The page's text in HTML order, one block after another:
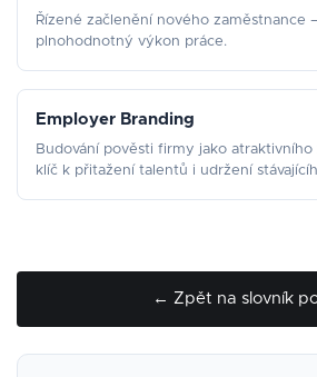
Řízené začlenění nového zaměstnance
plnohodnotný výkon práce.
Employer Branding
Budování pověsti firmy jako
klíč k přitažení talentů i udržení
← Zpět na slovník